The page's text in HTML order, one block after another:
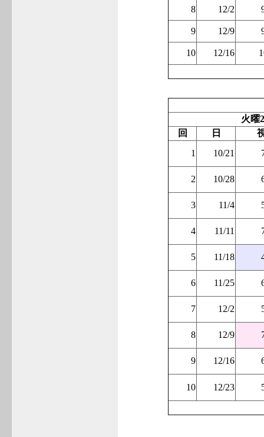
8 12/2
9 12/9
10 12/16
火曜
回
日
1
10/21
2 10/28
3 11/4
4 11/11
5 11/18
6 11/25
7 12/2
8 12/9
9 12/16
10 12/23